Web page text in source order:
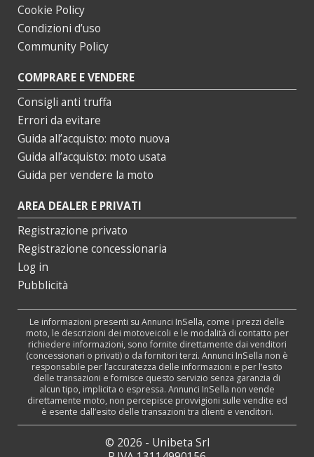
Cookie Policy
Condizioni d’uso
Community Policy
COMPRARE E VENDERE
Consigli anti truffa
Errori da evitare
Guida all’acquisto: moto nuova
Guida all’acquisto: moto usata
Guida per vendere la moto
AREA DEALER E PRIVATI
Registrazione privato
Registrazione concessionaria
Log in
Pubblicità
Le informazioni presenti su Annunci InSella, come i prezzi delle
moto, le descrizioni dei motoveicoli e le modalità di contatto per
richiedere informazioni, sono fornite direttamente dai venditori
(concessionari o privati) o da fornitori terzi. Annunci InSella non è
responsabile per l’accuratezza delle informazioni e per l’esito
delle transazioni e fornisce questo servizio senza garanzia di
alcun tipo, implicita o espressa. Annunci InSella non vende
direttamente moto, non percepisce provvigioni sulle vendite ed
è esente dall’esito delle transazioni tra clienti e venditori.
© 2026 - Unibeta Srl